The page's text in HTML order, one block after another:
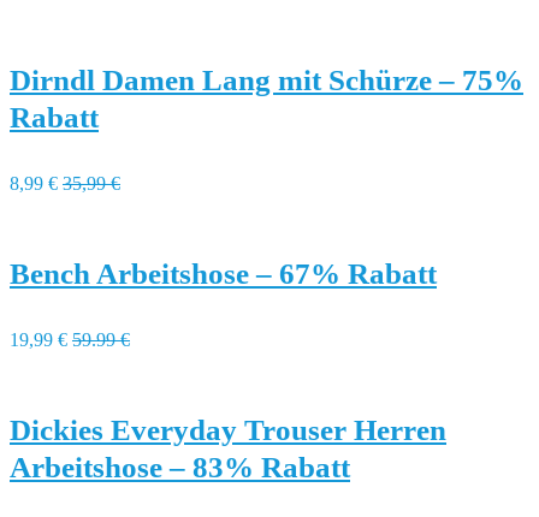
Dirndl Damen Lang mit Schürze – 75%
Rabatt
8,99 € 35,99 €
Bench Arbeitshose – 67% Rabatt
19,99 € 59.99 €
Dickies Everyday Trouser Herren
Arbeitshose – 83% Rabatt